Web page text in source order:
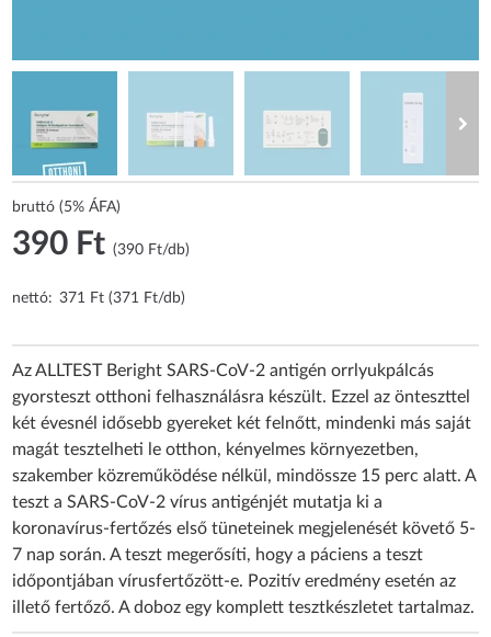
bruttó (5% ÁFA)
390 Ft(390 Ft/db)
nettó: 371 Ft (371 Ft/db)
Az ALLTEST Beright SARS-CoV-2 antigén orrlyukpálcás
gyorsteszt otthoni felhasználásra készült. Ezzel az önteszttel
két évesnél idősebb gyereket két felnőtt, mindenki más saját
magát tesztelheti le otthon, kényelmes környezetben,
szakember közreműködése nélkül, mindössze 15 perc alatt. A
teszt a SARS-CoV-2 vírus antigénjét mutatja ki a
koronavírus-fertőzés első tüneteinek megjelenését követő 5-
7 nap során. A teszt megerősíti, hogy a páciens a teszt
időpontjában vírusfertőzött-e. Pozitív eredmény esetén az
illető fertőző. A doboz egy komplett tesztkészletet tartalmaz.